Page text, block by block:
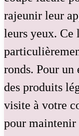
rajeunir leur
leurs yeux. Ce
ronds. Pour
des produits
visite à votre
pour maintenir